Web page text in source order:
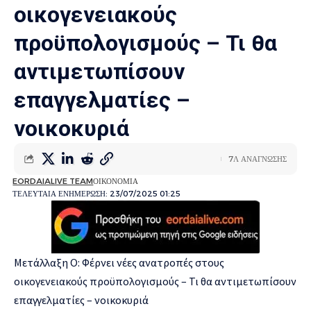
οικογενειακούς
προϋπολογισμούς – Τι θα
αντιμετωπίσουν
επαγγελματίες –
νοικοκυριά
ΤΕΛΕΥΤΑΙΑ ΕΝΗΜΕΡΩΣΗ: 23/07/2025 01:25
EORDAIALIVE TEAMΟΙΚΟΝΟΜΙΑ
7Λ ΑΝΑΓΝΩΣΗΣ
Μετάλλαξη Ο: Φέρνει νέες ανατροπές στους
οικογενειακούς προϋπολογισμούς – Τι θα αντιμετωπίσουν
επαγγελματίες – νοικοκυριά